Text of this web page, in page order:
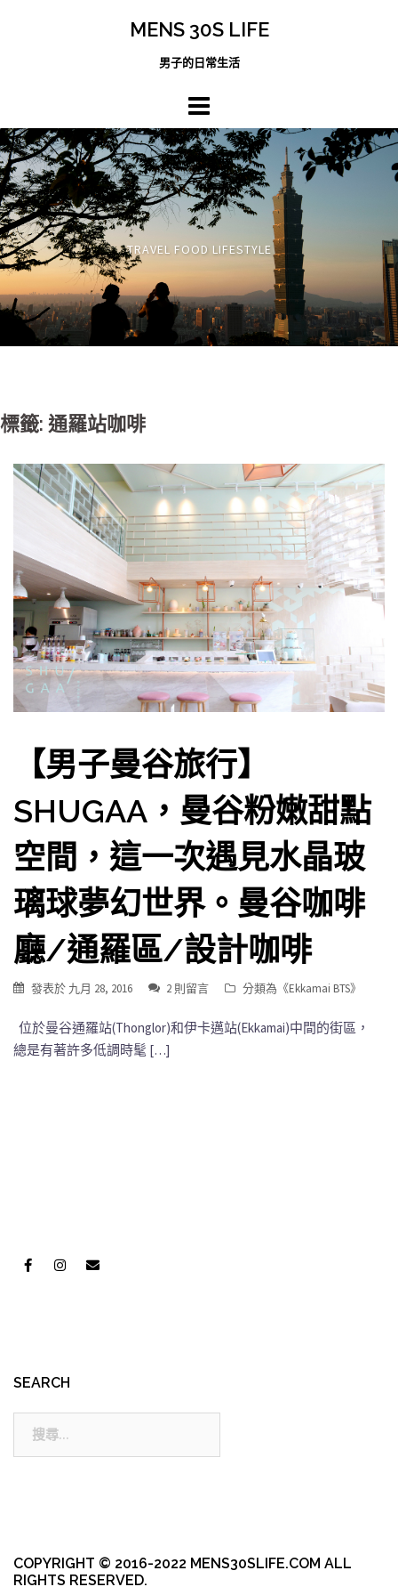
MENS 30S LIFE
男子的日常生活
TRAVEL FOOD LIFESTYLE
標籤: 通羅站咖啡
【男子曼谷旅行】
SHUGAA，曼谷粉嫩甜點
空間，這一次遇見水晶玻
璃球夢幻世界。曼谷咖啡
廳/通羅區/設計咖啡
發表於 九月 28, 2016 2 則留言 分類為《Ekkamai BTS》
位於曼谷通羅站(Thonglor)和伊卡邁站(Ekkamai)中間的街區，
總是有著許多低調時髦 […]
SEARCH
COPYRIGHT © 2016-2022 MENS30SLIFE.COM ALL
RIGHTS RESERVED.